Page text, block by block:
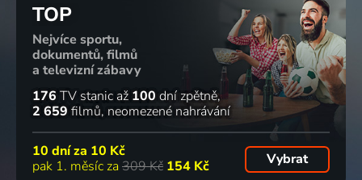
TOP
Nejvíce sportu,
dokumentů, filmů
a televizní zábavy
176 TV stanic až 100 dní zpětně
2 659 filmů neomezené nahrávání
10 dní za 10 Kč
pak 1. měsíc za 309 Kč 154 Kč Vybrat